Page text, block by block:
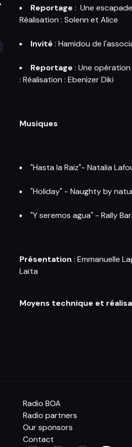
Reportage : Une
Réalisation : Solenn et Alice
Invité : Hamidou de
Reportage : Une
: Réalisation : Ebenizer Diki
Musiques
"Hasta la Raiz"- Natalia
"Holiday" - Naughty by
"Y seremos agua" - Rally
Présentation : Emmanuelle
Laïta
Moyens technique et
Radio BOA
Radio partners
Our sponsors
Contact